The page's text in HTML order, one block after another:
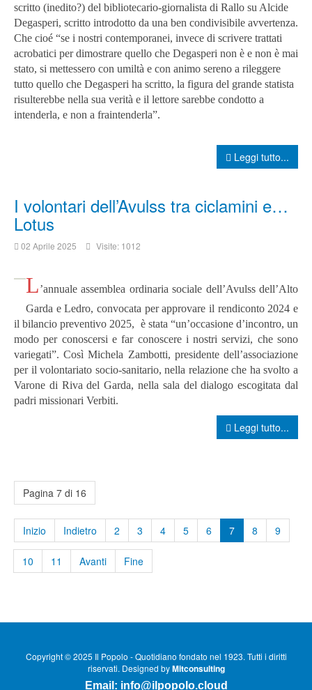
scritto (inedito?) del bibliotecario-giornalista di Rallo su Alcide
Degasperi, scritto introdotto da una ben condivisibile avvertenza.
Che cioé “se i nostri contemporanei, invece di scrivere trattati
acrobatici per dimostrare quello che Degasperi non è e non è mai
stato, si mettessero con umiltà e con animo sereno a rileggere
tutto quello che Degasperi ha scritto, la figura del grande statista
risulterebbe nella sua verità e il lettore sarebbe condotto a
intenderla, e non a fraintenderla”.
Leggi tutto...
I volontari dell’Avulss tra ciclamini e…
Lotus
02 Aprile 2025 Visite: 1012
L’annuale assemblea ordinaria sociale dell’Avulss dell’Alto
Garda e Ledro, convocata per approvare il rendiconto 2024 e
il bilancio preventivo 2025, è stata “un’occasione d’incontro, un
modo per conoscersi e far conoscere i nostri servizi, che sono
variegati”. Così Michela Zambotti, presidente dell’associazione
per il volontariato socio-sanitario, nella relazione che ha svolto a
Varone di Riva del Garda, nella sala del dialogo escogitata dal
padri missionari Verbiti.
Leggi tutto...
Pagina 7 di 16
Inizio Indietro 2 3 4 5 6 7 8 9
10 11 Avanti Fine
Copyright © 2025 Il Popolo - Quotidiano fondato nel 1923. Tutti i diritti
riservati. Designed byMitconsulting
Email: info@ilpopolo.cloud